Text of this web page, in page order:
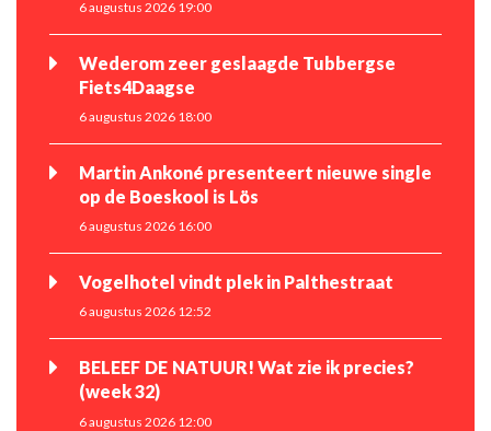
6 augustus 2026 19:00
Wederom zeer geslaagde Tubbergse
Fiets4Daagse
6 augustus 2026 18:00
Martin Ankoné presenteert nieuwe single
op de Boeskool is Lös
6 augustus 2026 16:00
Vogelhotel vindt plek in Palthestraat
6 augustus 2026 12:52
BELEEF DE NATUUR! Wat zie ik precies?
(week 32)
6 augustus 2026 12:00